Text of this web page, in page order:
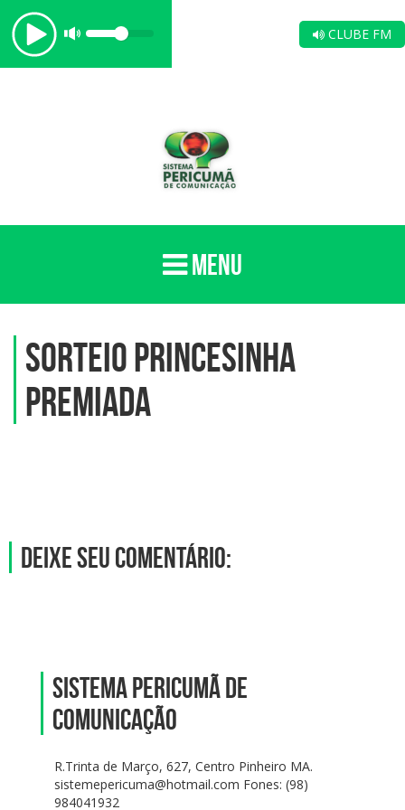
CLUBE FM
MENU
Sorteio Princesinha
Premiada
Deixe seu comentário:
SISTEMA PERICUMÃ DE
COMUNICAÇÃO
R.Trinta de Março, 627, Centro Pinheiro MA.
sistemepericuma@hotmail.com Fones: (98)
984041932